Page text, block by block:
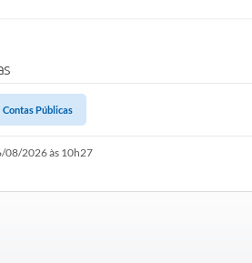
Contas Públicas
08/2026 às 10h27